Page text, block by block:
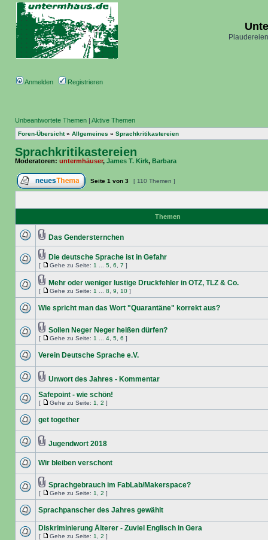
Anmelden Registrieren
Unbeantwortete Themen | Aktive Themen
Foren-Übersicht» Allgemeines » Sprachkritikastereien
Sprachkritikastereien
Moderatoren: untermhäuser, James T. Kirk, Barbara
Seite 1 von 3 [ 110 Themen ]
Themen
Das Gendersternchen
Die deutsche Sprache ist in Gefahr
[ Gehe zu Seite: 1 5 6 7 ]
Mehr oder weniger lustige Druckfehler in OTZ, TLZ & Co.
[ Gehe zu Seite: 1 8 9 10 ]
Wie spricht man das Wort "Quarantäne" korrekt aus?
Sollen Neger Neger heißen dürfen?
[ Gehe zu Seite: 1 4 5 6 ]
Verein Deutsche Sprache e.V.
Unwort des Jahres - Kommentar
Safepoint - wie schön!
[ Gehe zu Seite: 1 2 ]
get together
Jugendwort 2018
Wir bleiben verschont
Sprachgebrauch im FabLab/Makerspace?
[ Gehe zu Seite: 1 2 ]
Sprachpanscher des Jahres gewählt
Diskriminierung Älterer - Zuviel Englisch in Gera
[ Gehe zu Seite: 1 2 ]